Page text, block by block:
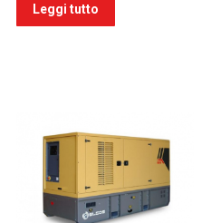
Leggi tutto